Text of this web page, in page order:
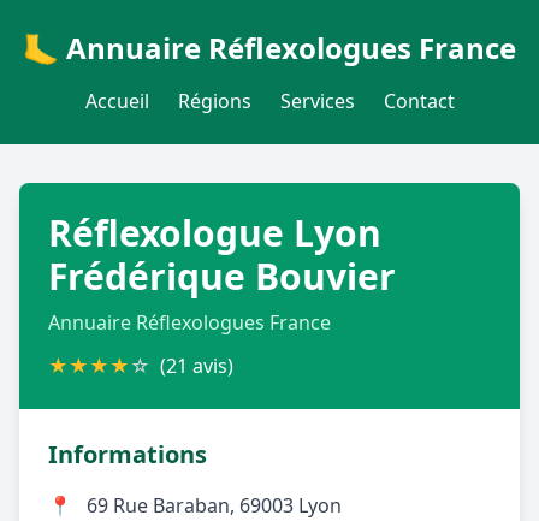
🦶 Annuaire Réflexologues France
Accueil Régions Services Contact
Réflexologue Lyon
Frédérique Bouvier
Annuaire Réflexologues France
★★★★☆ (21 avis)
Informations
📍
69 Rue Baraban, 69003 Lyon